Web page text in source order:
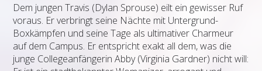
Dem jungen Travis (Dylan Sprouse) eilt ein gewisser Ruf
voraus. Er verbringt seine Nächte mit Untergrund-
Boxkämpfen und seine Tage als ultimativer Charmeur
auf dem Campus. Er entspricht exakt all dem, was die
junge Collegeanfängerin Abby (Virginia Gardner) nicht will: